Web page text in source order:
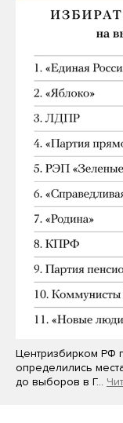
Центризбирком РФ
определились
до выборов в Г…